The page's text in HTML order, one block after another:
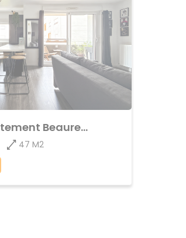
Achat Appartement Beauregard
47 M2